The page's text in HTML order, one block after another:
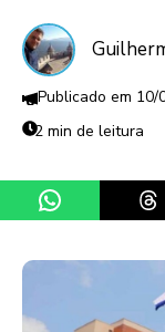
10/
2 min de leitura
Share on